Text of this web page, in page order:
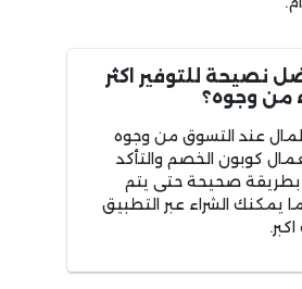
نصيحة للتوفير اكثر
من وجوه؟
عند التسوق من وجوه
كوبون الخصم والتأكد
بطريقة صحيحة حتى يتم
يمكنك الشراء عبر التطبيق